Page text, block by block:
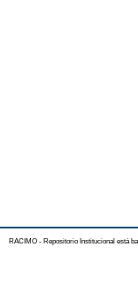
RACIMO - Repositorio Institucional está